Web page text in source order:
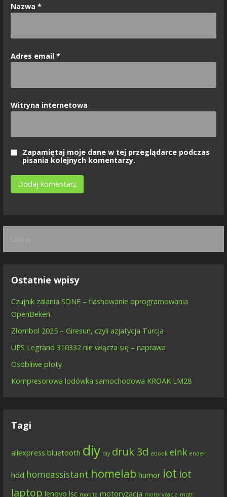
Nazwa *
Adres email *
Witryna internetowa
Zapamiętaj moje dane w tej przeglądarce podczas
pisania kolejnych komentarzy.
Ostatnie wpisy
Czujnik zalania SONE – flashowanie oprogramowania
OpenBeken
Złombol 2025 – Giresun, czyli azjatycja Turcja
UPS Legrand 310332 nie włącza się – naprawa
Osobliwe płoty
Kompresorowa lodówka samochodowa KROAK LM28
Tagi
aliexpress bluetooth diy diy druk 3d ebook eink ender
hdd homeassistant homelab humor iot iot
laptop lenovo lsc makita motoryzacja motoryzacja mqtt